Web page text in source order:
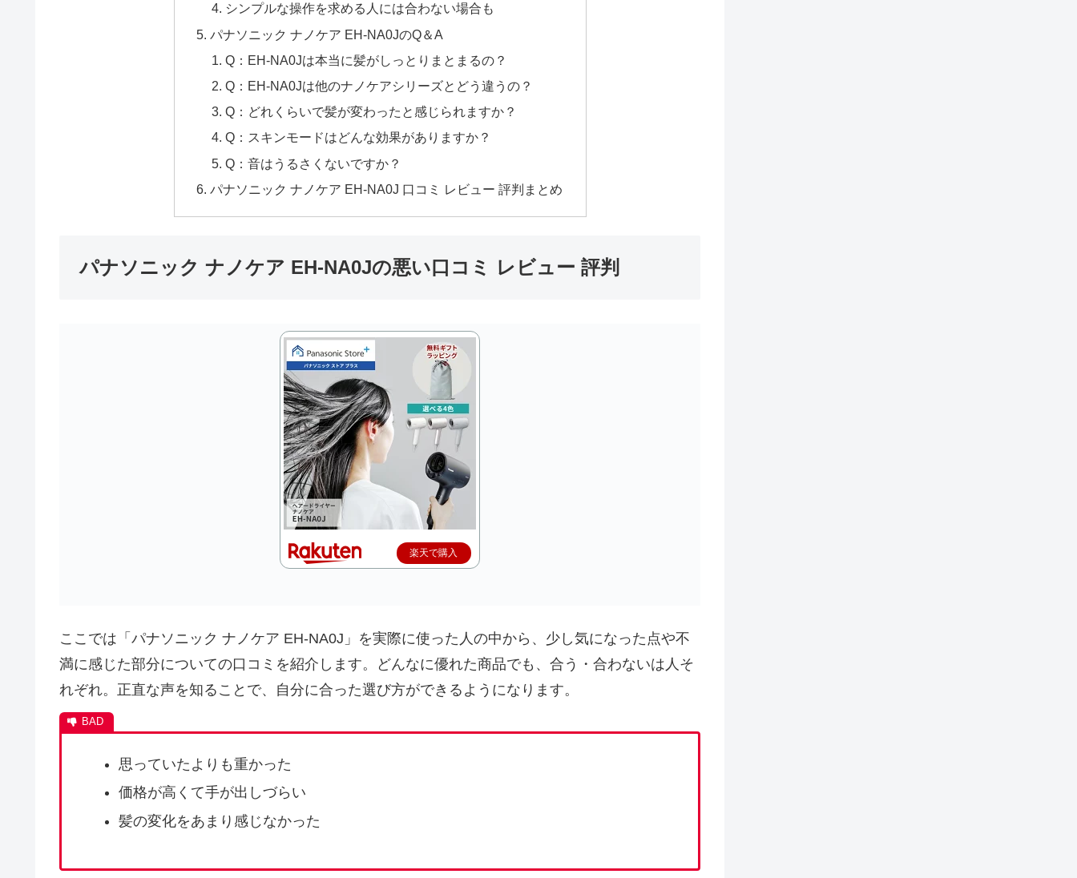
シンプルな操作を求める人には合わない場合も
パナソニック ナノケア EH-NA0JのQ＆A
Q：EH-NA0Jは本当に髪がしっとりまとまるの？
Q：EH-NA0Jは他のナノケアシリーズとどう違うの？
Q：どれくらいで髪が変わったと感じられますか？
Q：スキンモードはどんな効果がありますか？
Q：音はうるさくないですか？
パナソニック ナノケア EH-NA0J 口コミ レビュー 評判まとめ
パナソニック ナノケア EH-NA0Jの悪い口コミ レビュー 評判
楽天で購入
ここでは「パナソニック ナノケア EH-NA0J」を実際に使った人の中から、少し気になった点や不
満に感じた部分についての口コミを紹介します。どんなに優れた商品でも、合う・合わないは人そ
れぞれ。正直な声を知ることで、自分に合った選び方ができるようになります。
思っていたよりも重かった
価格が高くて手が出しづらい
髪の変化をあまり感じなかった